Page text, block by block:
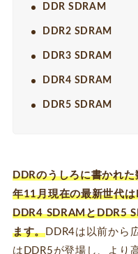
DDR SDRAM
DDR2 SDRAM
DDR3 SDRAM
DDR4 SDRAM
DDR5 SDRAM
DDRのうしろに書かれ
年11月現在の最新世代
DDR4 SDRAMとDDR5
ます。DDR4は以前から
はDDR5が登場し、より